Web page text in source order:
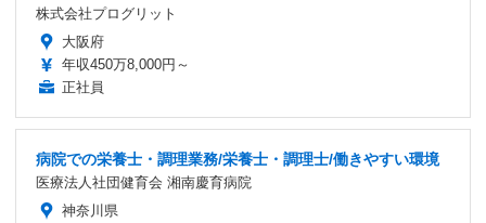
株式会社プログリット
大阪府
年収450万8,000円～
正社員
病院での栄養士・調理業務/栄養士・調理士/働きやすい環境
医療法人社団健育会 湘南慶育病院
神奈川県